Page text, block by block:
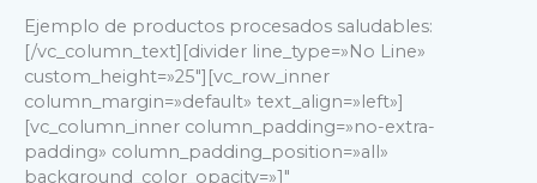
Ejemplo de productos procesados saludables:
[/vc_column_text][divider line_type=»No Line»
custom_height=»25″][vc_row_inner
column_margin=»default» text_align=»left»]
[vc_column_inner column_padding=»no-extra-
padding» column_padding_position=»all»
background_color_opacity=»1″